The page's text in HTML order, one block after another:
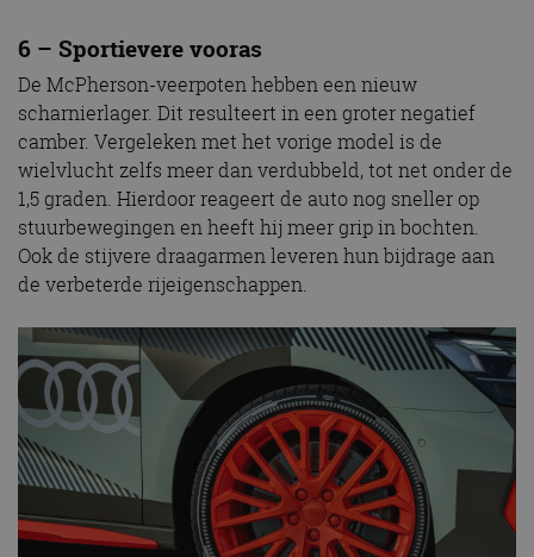
6 – Sportievere vooras
De McPherson-veerpoten hebben een nieuw
scharnierlager. Dit resulteert in een groter negatief
camber. Vergeleken met het vorige model is de
wielvlucht zelfs meer dan verdubbeld, tot net onder de
1,5 graden. Hierdoor reageert de auto nog sneller op
stuurbewegingen en heeft hij meer grip in bochten.
Ook de stijvere draagarmen leveren hun bijdrage aan
de verbeterde rijeigenschappen.